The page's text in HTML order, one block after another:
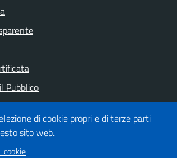
di cookie propri e di terze parti
sito web.
cookie
Pubblico